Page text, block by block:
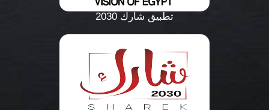
تطبيق شارك 2030